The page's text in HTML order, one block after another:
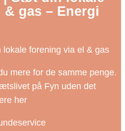
gas – Energi
forening via el & gas
mere for de samme penge.
på Fyn uden det
her